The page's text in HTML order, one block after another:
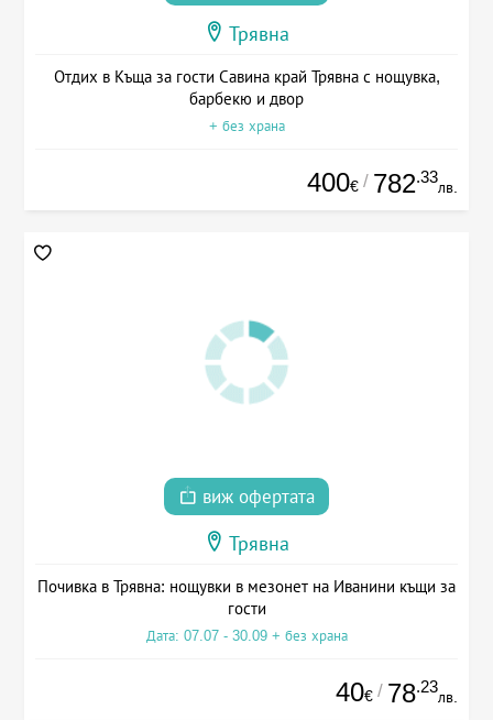
Трявна
Отдих в Къща за гости Савина край Трявна с нощувка,
барбекю и двор
+ без храна
400€ / 782.33
лв.
виж офертата
Трявна
Почивка в Трявна: нощувки в мезонет на Иванини къщи за
гости
Дата: 07.07 - 30.09 + без храна
40€ / 78.23
лв.